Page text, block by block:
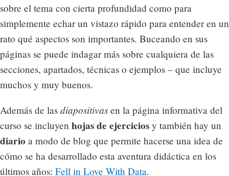
sobre el tema con cierta profundidad como para
simplemente echar un vistazo rápido para entender en un
rato qué aspectos son importantes. Buceando en sus
páginas se puede indagar más sobre cualquiera de las
secciones, apartados, técnicas o ejemplos – que incluye
muchos y muy buenos.
Además de las diapositivas en la página informativa del
curso se incluyen hojas de ejercicios y también hay un
diario a modo de blog que permite hacerse una idea de
cómo se ha desarrollado esta aventura didáctica en los
últimos años: Fell in Love With Data.